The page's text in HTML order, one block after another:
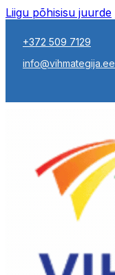
Liigu põhisisu juurde
+372 509 7129
info@vihmategija.ee